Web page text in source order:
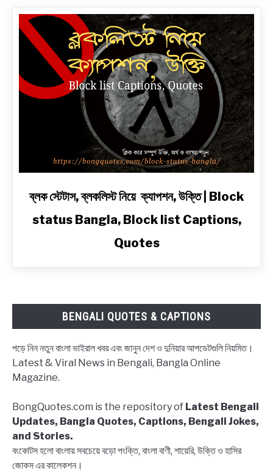
|
সেরা
প্রেম,
রোমান্টিক,
অ্যাটিটিউড
link
Bangla,
Block
list
Quotes
ব্লক স্টেটাস, ব্লকলিস্ট নিয়ে ক্যাপশন, উক্তি | Block
status Bangla, Block list Captions,
Quotes
BENGALI QUOTES & CAPTIONS
পড়ে নিন নতুন বাংলা ভাইরাল খবর এবং জানুন দেশ ও দুনিয়ার আপডেটগুলি নিয়মিত।
Latest & Viral News in Bengali, Bangla Online
Magazine.
BongQuotes.com is the repository of Latest Bengali
Updates, Bangla Quotes, Captions, Bengali Jokes,
and Stories.
বংকোটস হলো বাংলায় সবচেয়ে বড়ো পংক্তি, বাংলা বাণী, শায়েরি, উক্তি ও হাসির
জোকস এর কালেকশন।